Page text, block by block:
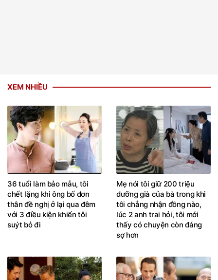
XEM NHIỀU
36 tuổi làm bảo mẫu, tôi
chết lặng khi ông bố đơn
thân đề nghị ở lại qua đêm
với 3 điều kiện khiến tôi
suýt bỏ đi
Mẹ nói tôi giữ 200 triệu
dưỡng già của bà trong khi
tôi chẳng nhận đồng nào,
lúc 2 anh trai hỏi, tôi mới
thấy có chuyện còn đáng
sợ hơn